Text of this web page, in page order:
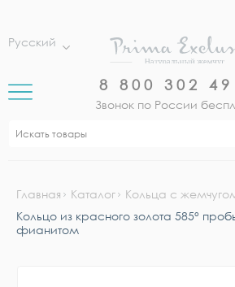
Русский
8 800 302 49
Звонок по России
Главная Каталог
Кольца с
Кольцо из красного золота 585°
фианитом